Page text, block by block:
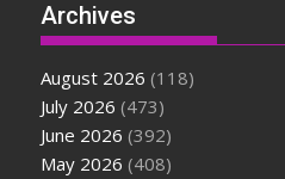
Archives
August 2026 (118)
July 2026 (473)
June 2026 (392)
May 2026 (408)